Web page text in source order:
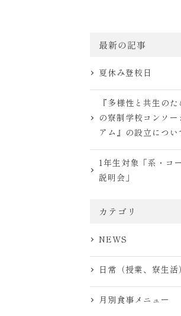
最新の記事
夏休み登校日
『多様性と共生のた
の寮制学校コンソー
アム』の設立につい
1年生対象「系・コ
説明会」
カテゴリ
NEWS
日常（授業、寮生活）
月別食事メニュー